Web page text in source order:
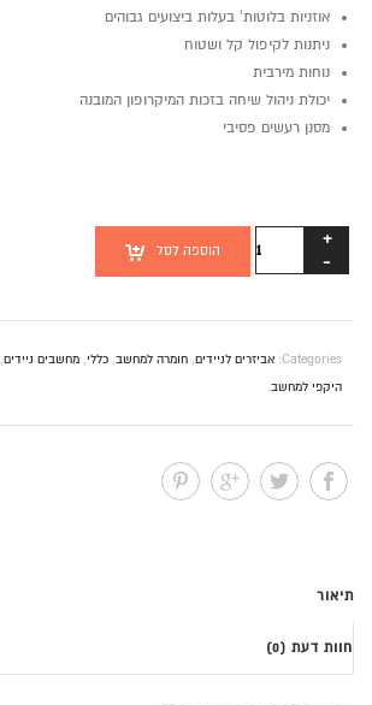
אוזניות בלוטות’ בעלות ביצועים גבוהים
ניתנות לקיפול קל ושטוח
נוחות מירבית
יכולת ניהול שיחה בזכות המיקרופון המובנה
מסנן רעשים פסיבי
כמות
בלוטות'
MIRACASE
MBTOE100
שחור
הוספה לסל
Categories: אביזרים לניידים, חומרה למחשב, כללי, מחשבים ניידים,
היקפי למחשב.
תיאור
חוות דעת (0)